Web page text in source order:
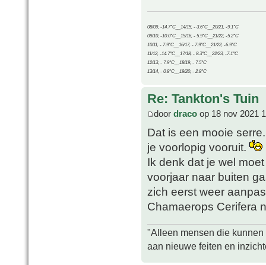
08/09, -14.7°C__14/15, - 3.6°C__20/21, -9.1°C
09/10, -10.0°C__15/16, - 5.9°C__21/22, -5.2°C
10/11, - 7.9°C__16/17, - 7.9°C__21/22, -6.9°C
11/12, -14.7°C__17/18, - 8.3°C__22/23, -7.1°C
12/13, - 7.9°C__18/19, - 7.5°C
13/14, - 0.8°C__19/20, - 2.8°C
Re: Tankton's Tuin
door draco op 18 nov 2021
Dat is een mooie
je voorlopig vooruit.
Ik denk dat je wel
voorjaar naar buiten
zich eerst weer
Chamaerops Cerifera
"Alleen mensen die
aan nieuwe feiten en